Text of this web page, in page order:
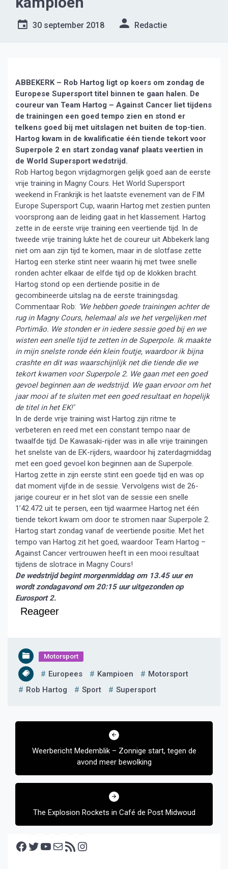
30 september 2018 Redactie
ABBEKERK – Rob Hartog ligt op koers om zondag de
Europese Supersport titel binnen te gaan halen. De
coureur van Team Hartog – Against Cancer liet tijdens
de trainingen een goed tempo zien en stond er
telkens goed bij met uitslagen net buiten de top-tien.
Hartog kwam in de kwalificatie één tiende tekort voor
Superpole 2 en start zondag vanaf plaats veertien in
de World Supersport wedstrijd.
Rob Hartog begon vrijdagmorgen gelijk goed aan de eerste
vrije training in Magny Cours. Het World Supersport
weekend in Frankrijk is het laatste evenement van de FIM
Europe Supersport Cup, waarin Hartog met zestien punten
voorsprong aan de leiding gaat in het klassement. Hartog
zette in de eerste vrije training een veertiende tijd. In de
tweede vrije training lukte het de coureur uit Abbekerk lang
niet om aan zijn tijd te komen, maar in de slotfase zette
Hartog een sterke stint neer waarin hij met twee snelle
ronden achter elkaar de elfde tijd op de klokken bracht.
Hartog stond op een dertiende positie in de
gecombineerde uitslag na de eerste trainingsdag.
Commentaar Rob: ‘We hebben goede trainingen achter de
rug in Magny Cours, helemaal als we het vergelijken met
Portimão. We stonden er in iedere sessie goed bij en we
wisten een snelle tijd te zetten in de Superpole. Ik maakte
in mijn snelste ronde één klein foutje, waardoor ik bijna
crashte en dit was waarschijnlijk net die tiende die we
tekort kwamen voor Superpole 2. We gaan met een goed
gevoel beginnen aan de wedstrijd. We gaan ervoor om het
jaar mooi af te sluiten met een goed resultaat en hopelijk
de titel in het EK!’
In de derde vrije training wist Hartog zijn ritme te
verbeteren en reed met een constant tempo naar de
twaalfde tijd. De Kawasaki-rijder was in alle vrije trainingen
het snelste van de EK-rijders, waardoor hij zaterdagmiddag
met een goed gevoel kon beginnen aan de Superpole.
Hartog zette in zijn eerste stint een goede tijd en was op
dat moment vijfde in de sessie. Vervolgens wist de 26-
jarige coureur er in het slot van de sessie een snelle
1’42.472 uit te persen, een tijd waarmee Hartog net één
tiende tekort kwam om door te stromen naar Superpole 2.
Hartog start zondag vanaf de veertiende positie. Met het
tempo van Hartog zit het goed, waardoor Team Hartog –
Against Cancer vertrouwen heeft in een mooi resultaat
tijdens de slotrace in Magny Cours!
De wedstrijd begint morgenmiddag om 13.45 uur en
wordt zondagavond om 20:15 uur uitgezonden op
Eurosport 2.
Reageer
Motorsport
Europees Kampioen
Motorsport
Rob Hartog
Sport Supersport
Bericht
Weerbericht Medemblik – Zonnige start, tegen de
avond meer bewolking
The Explosion Rockets in Café de Post Midwoud
Facebook Twitter YouTube E-mail RSS feed